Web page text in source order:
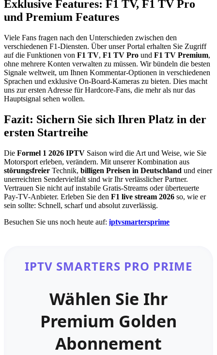
Exklusive Features: F1 TV, F1 TV Pro
und Premium Features
Viele Fans fragen nach den Unterschieden zwischen den
verschiedenen F1-Diensten. Über unser Portal erhalten Sie Zugriff
auf die Funktionen von F1 TV, F1 TV Pro und F1 TV Premium,
ohne mehrere Konten verwalten zu müssen. Wir bündeln die besten
Signale weltweit, um Ihnen Kommentar-Optionen in verschiedenen
Sprachen und exklusive On-Board-Kameras zu bieten. Dies macht
uns zur ersten Adresse für Hardcore-Fans, die mehr als nur das
Hauptsignal sehen wollen.
Fazit: Sichern Sie sich Ihren Platz in der
ersten Startreihe
Die Formel 1 2026 IPTV Saison wird die Art und Weise, wie Sie
Motorsport erleben, verändern. Mit unserer Kombination aus
störungsfreier Technik, billigen Preisen in Deutschland und einer
unerreichten Sendervielfalt sind wir Ihr verlässlicher Partner.
Vertrauen Sie nicht auf instabile Gratis-Streams oder überteuerte
Pay-TV-Anbieter. Erleben Sie den F1 live stream 2026 so, wie er
sein sollte: Schnell, scharf und absolut zuverlässig.
Besuchen Sie uns noch heute auf: iptvsmartersprime
IPTV SMARTERS PRO PRIME
Wählen Sie Ihr
Premium Golden
Abonnement